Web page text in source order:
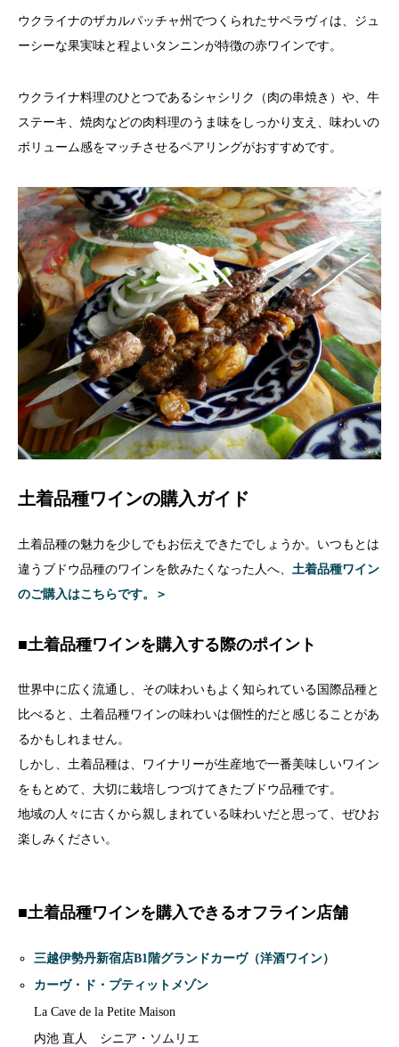
ウクライナのザカルパッチャ州でつくられたサペラヴィは、ジュ
ーシーな果実味と程よいタンニンが特徴の赤ワインです。
ウクライナ料理のひとつであるシャシリク（肉の串焼き）や、牛
ステーキ、焼肉などの肉料理のうま味をしっかり支え、味わいの
ボリューム感をマッチさせるペアリングがおすすめです。
土着品種ワインの購入ガイド
土着品種の魅力を少しでもお伝えできたでしょうか。いつもとは
違うブドウ品種のワインを飲みたくなった人へ、 土着品種ワイン
のご購入はこちらです。＞
■土着品種ワインを購入する際のポイント
世界中に広く流通し、その味わいもよく知られている国際品種と
比べると、土着品種ワインの味わいは個性的だと感じることがあ
るかもしれません。
しかし、土着品種は、ワイナリーが生産地で一番美味しいワイン
をもとめて、大切に栽培しつづけてきたブドウ品種です。
地域の人々に古くから親しまれている味わいだと思って、ぜひお
楽しみください。
■土着品種ワインを購入できるオフライン店舗
三越伊勢丹新宿店B1階グランドカーヴ（洋酒ワイン）
カーヴ・ド・プティットメゾン
La Cave de la Petite Maison
内池 直人 シニア・ソムリエ